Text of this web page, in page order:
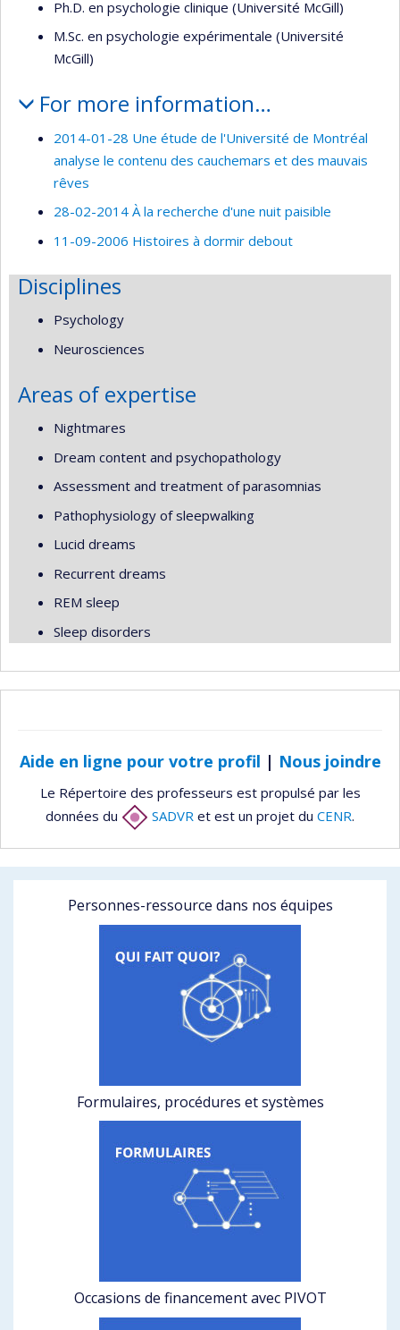
Ph.D. en psychologie clinique (Université McGill)
M.Sc. en psychologie expérimentale (Université
McGill)
For more information…
2014-01-28 Une étude de l'Université de Montréal
analyse le contenu des cauchemars et des mauvais
rêves
28-02-2014 À la recherche d'une nuit paisible
11-09-2006 Histoires à dormir debout
Disciplines
Psychology
Neurosciences
Areas of expertise
Nightmares
Dream content and psychopathology
Assessment and treatment of parasomnias
Pathophysiology of sleepwalking
Lucid dreams
Recurrent dreams
REM sleep
Sleep disorders
Aide en ligne pour votre profil | Nous joindre
Le Répertoire des professeurs est propulsé par les
données du
SADVR et est un projet du CENR.
Personnes-ressource dans nos équipes
Formulaires, procédures et systèmes
Occasions de financement avec PIVOT